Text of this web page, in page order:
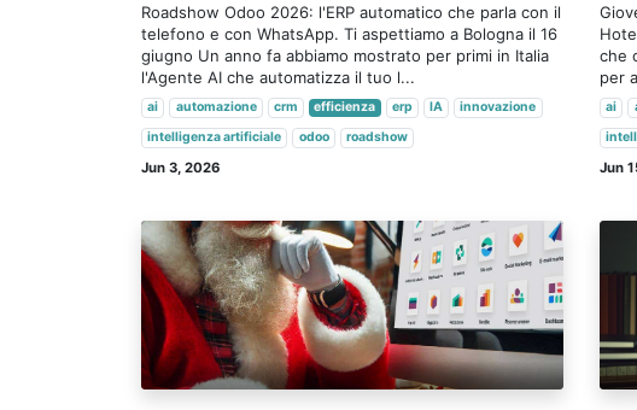
Roadshow Odoo 2026: l'ERP automatico che parla con il
telefono e con WhatsApp. Ti aspettiamo a Bologna il 16
giugno Un anno fa abbiamo mostrato per primi in Italia
l'Agente AI che automatizza il tuo l...
ai automazione crm efficienza erp IA
innovazione
intelligenza artificiale
odoo roadshow
Jun 3, 2026
che
per
ai
Jun